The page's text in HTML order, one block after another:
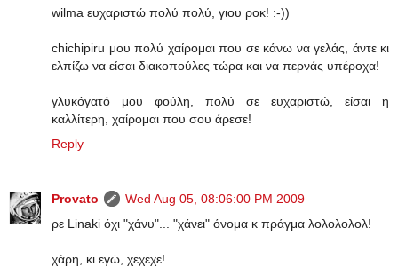
wilma ευχαριστώ πολύ πολύ, γιου ροκ! :-))
chichipiru μου πολύ χαίρομαι που σε κάνω να γελάς, άντε κι
ελπίζω να είσαι διακοπούλες τώρα και να περνάς υπέροχα!
γλυκόγατό μου φούλη, πολύ σε ευχαριστώ, είσαι η
καλλίτερη, χαίρομαι που σου άρεσε!
Reply
Provato
Wed Aug 05, 08:06:00 PM 2009
ρε Linaki όχι "χάνυ"... "χάνει" όνομα κ πράγμα λολολολολ!
χάρη, κι εγώ, χεχεχε!